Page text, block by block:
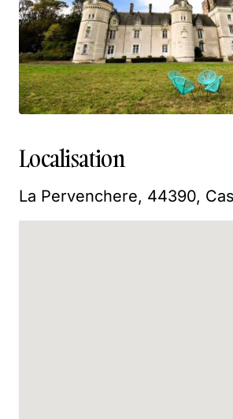
Localisation
La Pervenchere, 44390,